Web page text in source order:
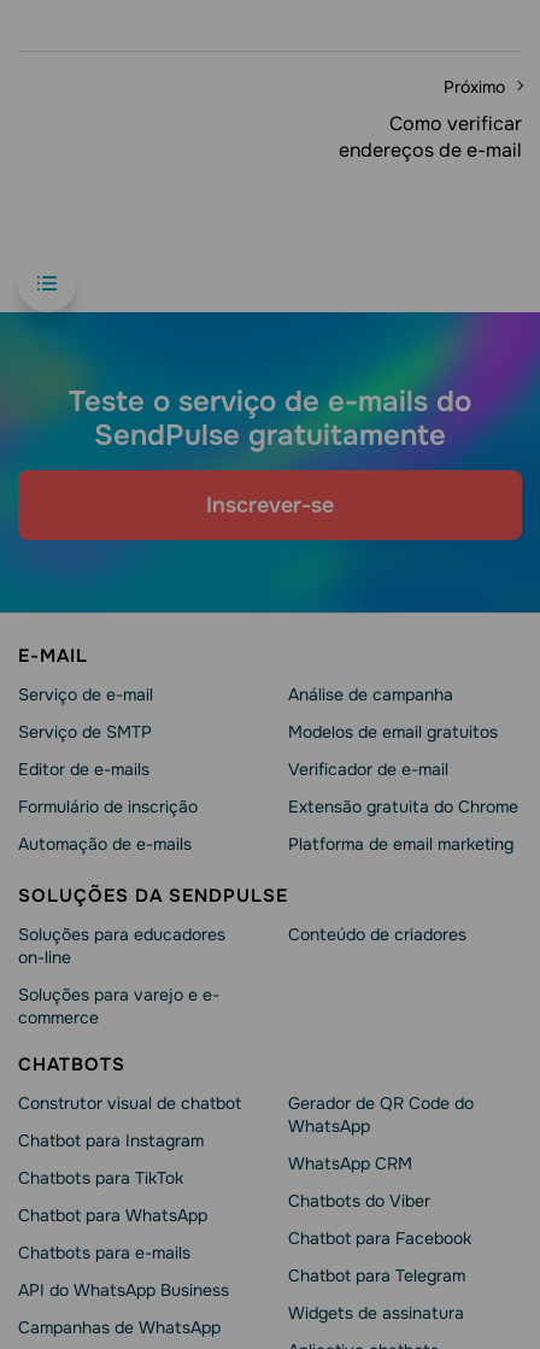
Próximo
Como verificar
endereços de e-mail
Teste o serviço de e-mails do
SendPulse gratuitamente
Inscrever-se
E-MAIL
Serviço de e-mail
Serviço de SMTP
Editor de e-mails
Formulário de inscrição
Automação de e-mails
Análise de campanha
Modelos de email gratuitos
Verificador de e-mail
Extensão gratuita do Chrome
Platforma de email marketing
SOLUÇÕES DA SENDPULSE
Soluções para educadores
on-line
Soluções para varejo e e-
commerce
Conteúdo de criadores
CHATBOTS
Construtor visual de chatbot
Chatbot para Instagram
Chatbots para TikTok
Chatbot para WhatsApp
Chatbots para e-mails
API do WhatsApp Business
Campanhas de WhatsApp
Gerador de QR Code do
WhatsApp
WhatsApp CRM
Chatbots do Viber
Chatbot para Facebook
Chatbot para Telegram
Widgets de assinatura